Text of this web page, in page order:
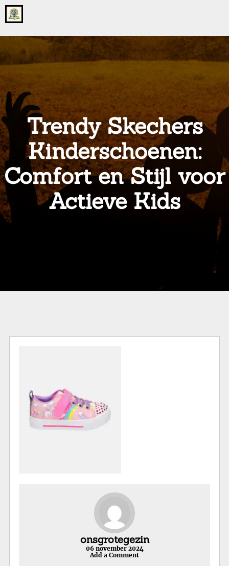
Go
to
home
onsgrotegezin.nl
Trendy Skechers
Kinderschoenen:
Comfort en Stijl voor
Actieve Kids
onsgrotegezin
06 november 2024
Add a Comment